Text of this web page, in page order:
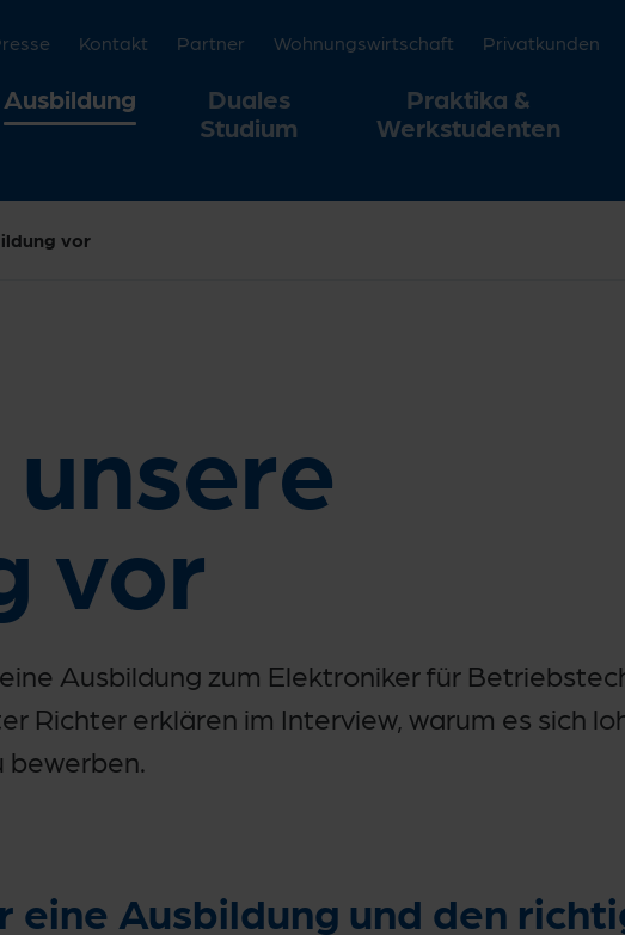
Kontakt Partner Wohnungswirtschaft Privatkunden
Ausbildung
Duales
Studium
Praktika &
Werkstudenten
vor
vor
Ausbildung zum Elektroniker für
Richter erklären im Interview, warum es sich
bewerben.
eine Ausbildung und den